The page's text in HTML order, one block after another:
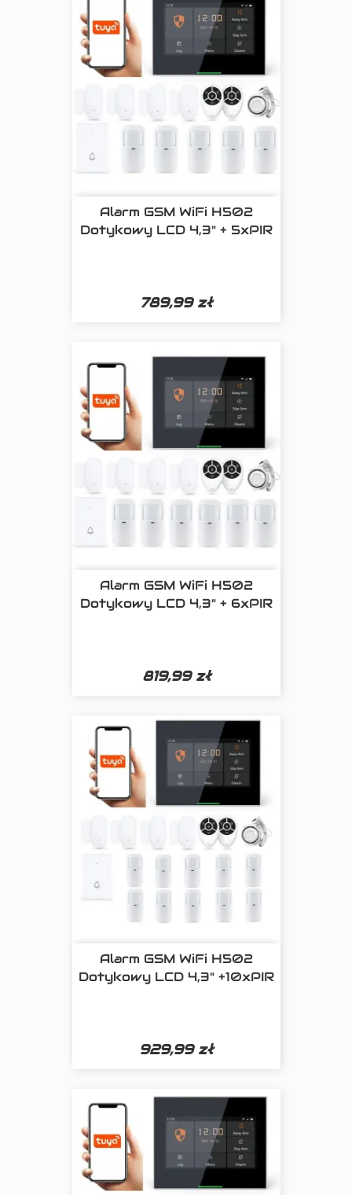
Alarm GSM WiFi H502
Dotykowy LCD 4,3" + 5xPIR
789,99 zł
Alarm GSM WiFi H502
Dotykowy LCD 4,3" + 6xPIR
819,99 zł
Alarm GSM WiFi H502
Dotykowy LCD 4,3" +10xPIR
929,99 zł